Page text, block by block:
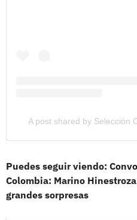
A post shared by Selección
Puedes seguir viendo:
Colombia: Marino
grandes sorpresas